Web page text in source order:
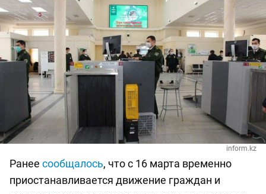
inform.kz
Ранее сообщалось, что с 16 марта временно
приостанавливается движение граждан и